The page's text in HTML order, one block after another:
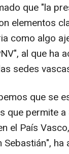
que "la
elementos
como algo
al que ha
sedes
que se
que permite
el País
Sebastián", ha